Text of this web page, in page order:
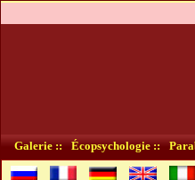
Galerie :: Écopsychologie ::